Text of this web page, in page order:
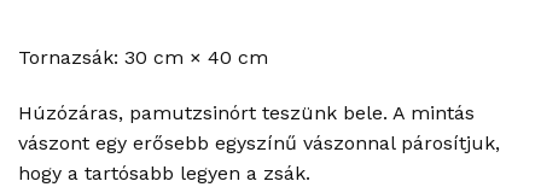
Tornazsák: 30 cm × 40 cm
Húzózáras, pamutzsinórt teszünk bele. A mintás
vászont egy erősebb egyszínű vászonnal párosítjuk,
hogy a tartósabb legyen a zsák.